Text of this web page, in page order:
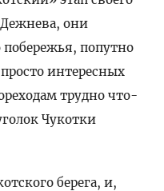
они
попутно
интересных
трудно что-
Чукотки
берега, и,